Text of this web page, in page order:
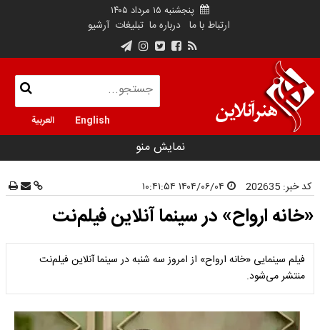
پنجشنبه ۱۵ مرداد ۱۴۰۵
ارتباط با ما درباره ما تبلیغات آرشیو
English العربية
نمایش منو
کد خبر: 202635
«خانه ارواح» در سینما آنلاین فیلم‌نت
فیلم سینمایی «خانه ارواح» از امروز سه شنبه در سینما آنلاین فیلم‌نت
منتشر می‌شود.